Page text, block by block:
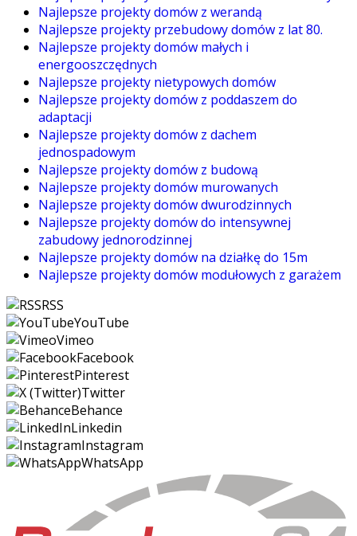
Najlepsze projekty domów z werandą
Najlepsze projekty przebudowy domów z lat 80.
Najlepsze projekty domów małych i
energooszczędnych
Najlepsze projekty nietypowych domów
Najlepsze projekty domów z poddaszem do
adaptacji
Najlepsze projekty domów z dachem
jednospadowym
Najlepsze projekty domów z budową
Najlepsze projekty domów murowanych
Najlepsze projekty domów dwurodzinnych
Najlepsze projekty domów do intensywnej
zabudowy jednorodzinnej
Najlepsze projekty domów na działkę do 15m
Najlepsze projekty domów modułowych z garażem
RSS
YouTube
Vimeo
Facebook
Pinterest
Twitter
Behance
Linkedin
Instagram
WhatsApp